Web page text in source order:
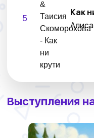
5
Как
Выступления